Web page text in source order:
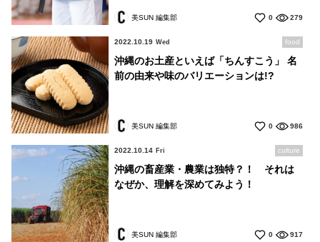
美SUN 編集部 0 279
2022.10.19 Wed food
沖縄のお土産といえば「ちんすこう」 名
前の由来や味のバリエーションは!?
美SUN 編集部 0 986
2022.10.14 Fri culture
沖縄の畜産業・農業は独特？！ それは
なぜか、理解を深めてみよう！
美SUN 編集部 0 917